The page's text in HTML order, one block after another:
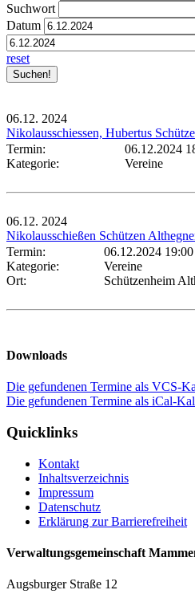
Suchwort
Datum
reset
06.12. 2024
Nikolausschiessen, Hubertus
Termin:
06.12.2024
Kategorie:
Vereine
06.12. 2024
Nikolausschießen Schützen
Termin:
06.12.2024
Kategorie:
Vereine
Ort:
Schützenheim
Downloads
Die gefundenen Termine als VCS-
Die gefundenen Termine als iCal-
Quicklinks
Kontakt
Inhaltsverzeichnis
Impressum
Datenschutz
Erklärung zur Barrierefreiheit
Verwaltungsgemeinschaft
Augsburger Straße 12